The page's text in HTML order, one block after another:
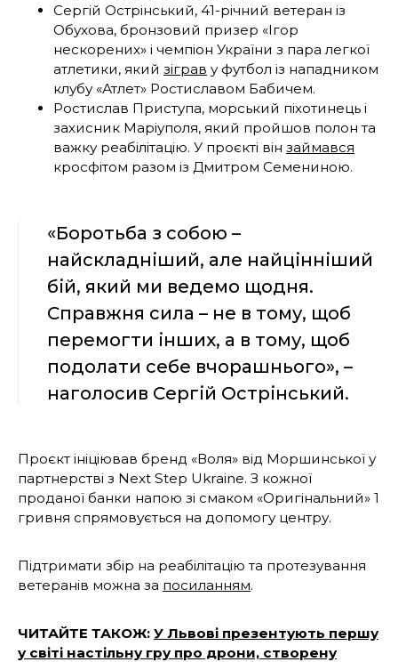
Сергій Острінський, 41-річний ветеран із
Обухова, бронзовий призер «Ігор
нескорених» і чемпіон України з пара легкої
атлетики, який зіграв у футбол із нападником
клубу «Атлет» Ростиславом Бабичем.
Ростислав Приступа, морський піхотинець і
захисник Маріуполя, який пройшов полон та
важку реабілітацію. У проєкті він займався
кросфітом разом із Дмитром Семениною.
«Боротьба з собою –
найскладніший, але найцінніший
бій, який ми ведемо щодня.
Справжня сила – не в тому, щоб
перемогти інших, а в тому, щоб
подолати себе вчорашнього», –
наголосив Сергій Острінський.
Проєкт ініціював бренд «Воля» від Моршинської у
партнерстві з Next Step Ukraine. З кожної
проданої банки напою зі смаком «Оригінальний» 1
гривня спрямовується на допомогу центру.
Підтримати збір на реабілітацію та протезування
ветеранів можна за посиланням.
ЧИТАЙТЕ ТАКОЖ: У Львові презентують першу
у світі настільну гру про дрони, створену